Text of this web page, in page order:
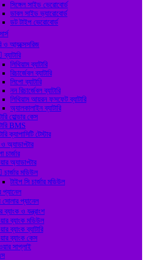
সিঙ্গেল সাইড ভেরোবোর্ড
ডাবল সাইড ভ্যারোবোর্ড
ডট টাইপ ভেরোবোর্ড
ও আ্যক্সেসরিজ
ব্যাটারি
লিথিয়াম ব্যাটারি
রিচার্জেবল ব্যাটারি
লিপো ব্যাটারি
নন রিচার্জেবল ব্যাটারি
লিথিয়াম আয়রন ফসফেট ব্যাটারি
অ্যালকালাইন ব্যাটারি
হোল্ডার কেস
BMS
ক্যাপাসিটি টেস্টার
ও অ্যাডাপ্টার
চার্জার
অ্যাডাপ্টার
চার্জার মডিউল
টাইপ সি চার্জার মডিউল
প্যানেল
সোলার প্যানেল
ব্যাংক ও যন্ত্রাংশ
ব্যাংক মডিউল
ব্যাংক ব্যাটারি
ব্যাংক কেস
সাপ্লাই